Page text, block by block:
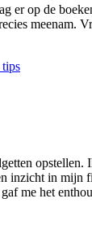
op de
meenam.
tips
inzicht in
me het